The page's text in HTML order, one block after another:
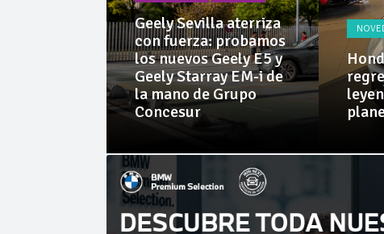
Geely Sevilla aterriza
con fuerza: probamos
los nuevos Geely E5 y
Geely Starray EM-i de
la mano de Grupo
Concesur